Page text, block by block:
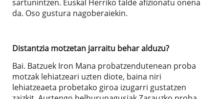
sartunintzen. Euskal Herriko talde afizionatu onena
da. Oso gustura nagoberaiekin.
Distantzia motzetan jarraitu behar alduzu?
Bai. Batzuek Iron Mana probatzendutenean proba
motzak lehiatzeari uzten diote, baina niri
lehiatzeaeta probetako giroa izugarri gustatzen